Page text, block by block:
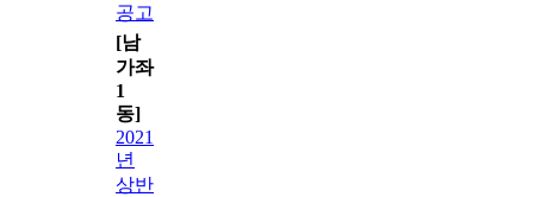
공고
[남
가좌
1
동]
2021
년
상반